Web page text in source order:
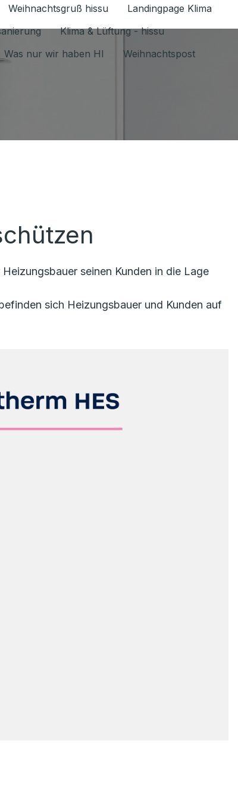
1.6.2026 umschalten
Weihnachtsgruß hissu
Landingpage Klima
Klima & Lüftung - hissu
Was nur wir haben HI
Weihnachtspost
seinen Kunden in die Lage
sich Heizungsbauer und Kunden auf